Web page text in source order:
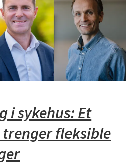
i sykehus: Et
fleksible